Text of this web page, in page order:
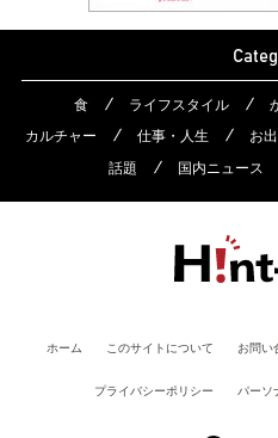
食 ライフスタイル
カルチャー
仕事・人生 お
話題
国内ニュース
ホーム このサイトについて お問い
プライバシーポリシー パーソ